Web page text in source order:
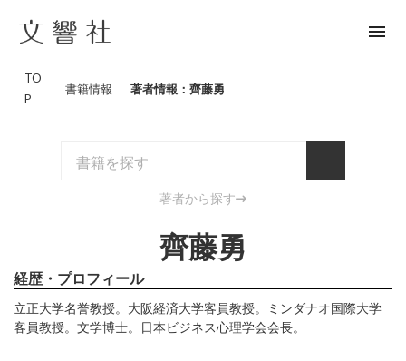
menu
TO
P
書籍情報 著者情報：齊藤勇
著者から探す
齊藤勇
経歴・プロフィール
立正大学名誉教授。大阪経済大学客員教授。ミンダナオ国際大学
客員教授。文学博士。日本ビジネス心理学会会長。